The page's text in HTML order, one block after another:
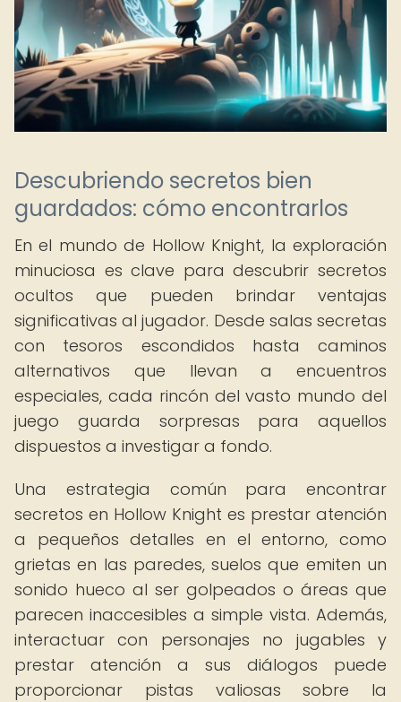
Descubriendo secretos bien
guardados: cómo encontrarlos
En el mundo de Hollow Knight, la exploración
minuciosa es clave para descubrir secretos
ocultos que pueden brindar ventajas
significativas al jugador. Desde salas secretas
con tesoros escondidos hasta caminos
alternativos que llevan a encuentros
especiales, cada rincón del vasto mundo del
juego guarda sorpresas para aquellos
dispuestos a investigar a fondo.
Una estrategia común para encontrar
secretos en Hollow Knight es prestar atención
a pequeños detalles en el entorno, como
grietas en las paredes, suelos que emiten un
sonido hueco al ser golpeados o áreas que
parecen inaccesibles a simple vista. Además,
interactuar con personajes no jugables y
prestar atención a sus diálogos puede
proporcionar pistas valiosas sobre la